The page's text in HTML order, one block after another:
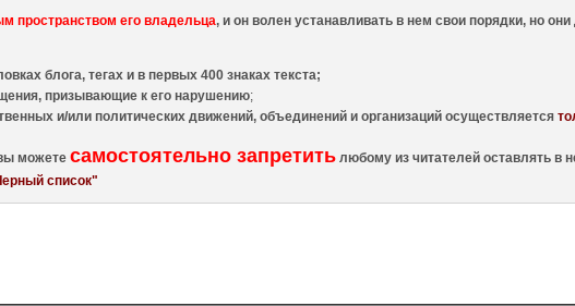
пространством его владельца, и он волен устанавливать в нем свои порядки, но
блога, тегах и в первых 400 знаках текста;
призывающие к его нарушению;
и/или политических движений, объединений и организаций осуществляется
можетесамостоятельно запретить любому из читателей оставлять в
список"